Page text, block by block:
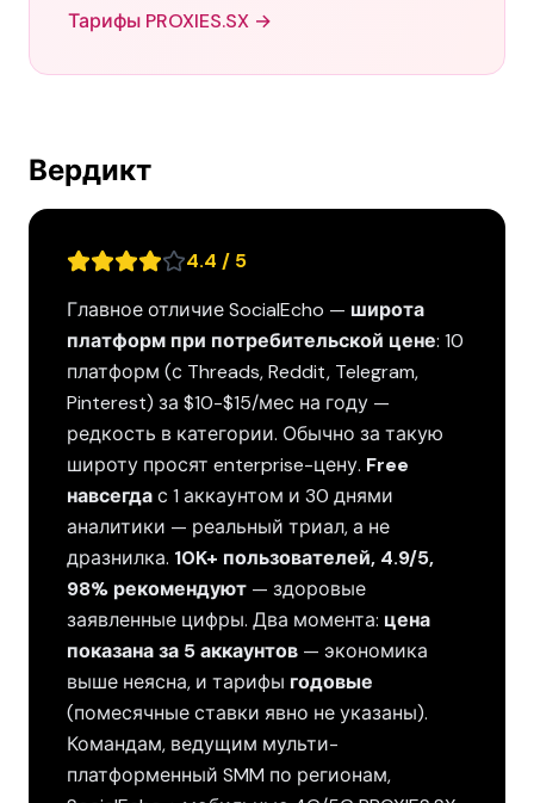
Тарифы PROXIES.SX →
Вердикт
4.4 / 5
Главное отличие SocialEcho — широта
платформ при потребительской цене: 10
платформ (с Threads, Reddit, Telegram,
Pinterest) за $10-$15/мес на году —
редкость в категории. Обычно за такую
широту просят enterprise-цену. Free
навсегдас 1 аккаунтом и 30 днями
аналитики — реальный триал, а не
дразнилка. 10K+ пользователей, 4.9/5,
98% рекомендуют — здоровые
заявленные цифры. Два момента: цена
показана за 5 аккаунтов — экономика
выше неясна, и тарифы годовые
(помесячные ставки явно не указаны).
Командам, ведущим мульти-
платформенный SMM по регионам,